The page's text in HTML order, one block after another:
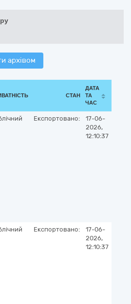
архівом
СТАН
ДАТА
ТА
ЧАС
Експортовано:
17-06-
2026,
12:10:37
Експортовано:
17-06-
2026,
12:10:37